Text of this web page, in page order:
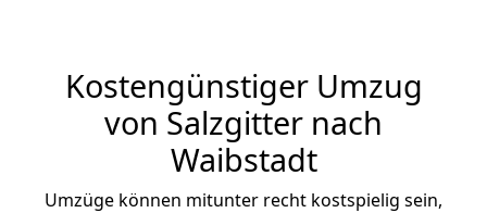
Kostengünstiger Umzug
von Salzgitter nach
Waibstadt
Umzüge können mitunter recht kostspielig sein,